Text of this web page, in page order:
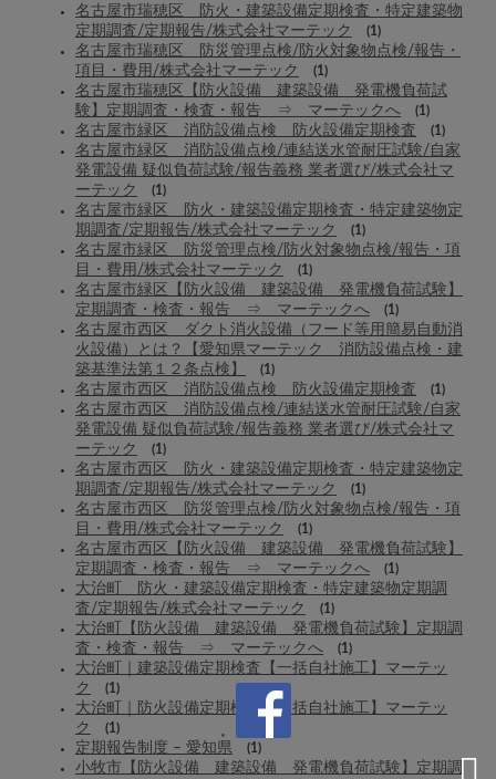
名古屋市瑞穂区 防火・建築設備定期検査・特定建築物
定期調査/定期報告/株式会社マーテック
(1)
名古屋市瑞穂区 防災管理点検/防火対象物点検/報告・
項目・費用/株式会社マーテック
(1)
名古屋市瑞穂区【防火設備 建築設備 発電機負荷試
験】定期調査・検査・報告 ⇒ マーテックへ
(1)
名古屋市緑区 消防設備点検 防火設備定期検査 (1)
名古屋市緑区 消防設備点検/連結送水管耐圧試験/自家
発電設備 疑似負荷試験/報告義務 業者選び/株式会社マ
ーテック
(1)
名古屋市緑区 防火・建築設備定期検査・特定建築物定
期調査/定期報告/株式会社マーテック
(1)
名古屋市緑区 防災管理点検/防火対象物点検/報告・項
目・費用/株式会社マーテック
(1)
名古屋市緑区【防火設備 建築設備 発電機負荷試験】
定期調査・検査・報告 ⇒ マーテックへ
(1)
名古屋市西区 ダクト消火設備（フード等用簡易自動消
火設備）とは？【愛知県マーテック 消防設備点検・建
築基準法第１２条点検】
(1)
名古屋市西区 消防設備点検 防火設備定期検査 (1)
名古屋市西区 消防設備点検/連結送水管耐圧試験/自家
発電設備 疑似負荷試験/報告義務 業者選び/株式会社マ
ーテック
(1)
名古屋市西区 防火・建築設備定期検査・特定建築物定
期調査/定期報告/株式会社マーテック
(1)
名古屋市西区 防災管理点検/防火対象物点検/報告・項
目・費用/株式会社マーテック
(1)
名古屋市西区【防火設備 建築設備 発電機負荷試験】
定期調査・検査・報告 ⇒ マーテックへ
(1)
大治町 防火・建築設備定期検査・特定建築物定期調
査/定期報告/株式会社マーテック
(1)
大治町【防火設備 建築設備 発電機負荷試験】定期調
査・検査・報告 ⇒ マーテックへ
(1)
大治町｜建築設備定期検査【一括自社施工】マーテッ
ク
(1)
大治町｜防火設備定期検査【一括自社施工】マーテッ
ク
(1)
定期報告制度 – 愛知県 (1)
小牧市【防火設備 建築設備 発電機負荷試験】定期調